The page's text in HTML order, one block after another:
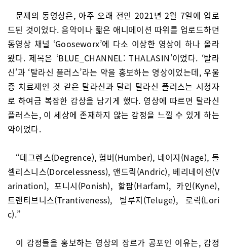
문제의 동영상은, 아주 오래 전인 2021년 2월 7일에 업로
드된 것이었다. 음악이나 짧은 애니메이션 따위를 업로드하던
동영상 채널 ‘Gooseworx’에 다소 이상한 영상이 하나 올라
왔다. 제목은 ‘BLUE_CHANNEL: THALASIN’이었다. ‘탈라
신’과 ‘탈라신 플러스’라는 약을 홍보하는 영상이었는데, 우울
증 치료제인 것 같은 탈라신과 달리 탈라신 플러스는 시청자
로 하여금 복잡한 감상을 남기게 했다. 영상에 따르면 탈라신
플러스는, 이 세상에 존재하지 않는 감정을 느낄 수 있게 하는
약이었다.
“데그렌스(Degrence), 험버(Humber), 네이지(Nage), 돌
셀리스니스(Dorcelessness), 앤드릭(Andric), 베리네이션(V
arination), 포니시(Ponish), 할팜(Harfam), 카인(Kyne),
트랜티브니스(Trantiveness), 틸루지(Teluge), 로릭(Lori
c).”
이 감정들을 홍보하는 영상의 장르가 공포인 이유는, 감정